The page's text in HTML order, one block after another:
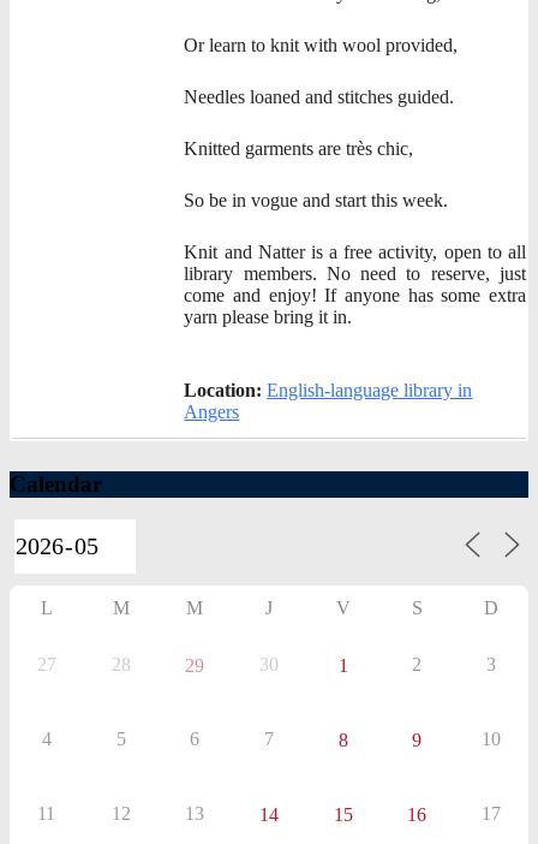
Or learn to knit with wool provided,
Needles loaned and stitches guided.
Knitted garments are très chic,
So be in vogue and start this week.
Knit and Natter is a free activity, open to all
library members. No need to reserve, just
come and enjoy! If anyone has some extra
yarn please bring it in.
Location:English-language library in
Angers
Calendar
L M M J V S D
27 28 29 30 1 2 3
4 5 6 7 8 9 10
11 12 13 14 15 16 17